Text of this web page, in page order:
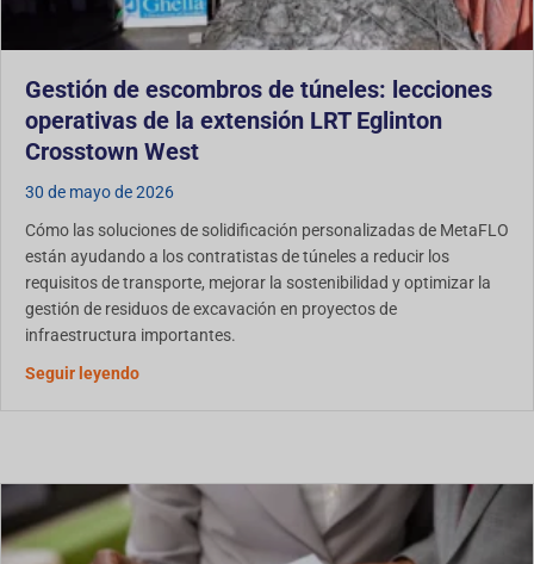
Gestión de escombros de túneles: lecciones
operativas de la extensión LRT Eglinton
Crosstown West
30 de mayo de 2026
Cómo las soluciones de solidificación personalizadas de MetaFLO
están ayudando a los contratistas de túneles a reducir los
requisitos de transporte, mejorar la sostenibilidad y optimizar la
gestión de residuos de excavación en proyectos de
infraestructura importantes.
Seguir leyendoGestión de escombros de túneles: lecciones